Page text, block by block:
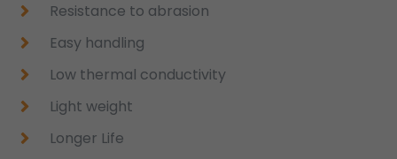
Resistance to abrasion
Easy handling
Low thermal conductivity
Light weight
Longer Life